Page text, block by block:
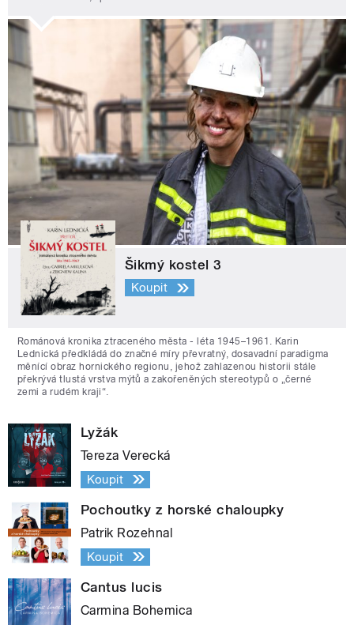
Šikmý kostel 3
Koupit
Románová kronika ztraceného města - léta 1945–1961. Karin
Lednická předkládá do značné míry převratný, dosavadní paradigma
měnící obraz hornického regionu, jehož zahlazenou historii stále
překrývá tlustá vrstva mýtů a zakořeněných stereotypů o „černé
zemi a rudém kraji“.
Lyžák
Tereza Verecká
Koupit
Pochoutky z horské chaloupky
Patrik Rozehnal
Koupit
Cantus lucis
Carmina Bohemica